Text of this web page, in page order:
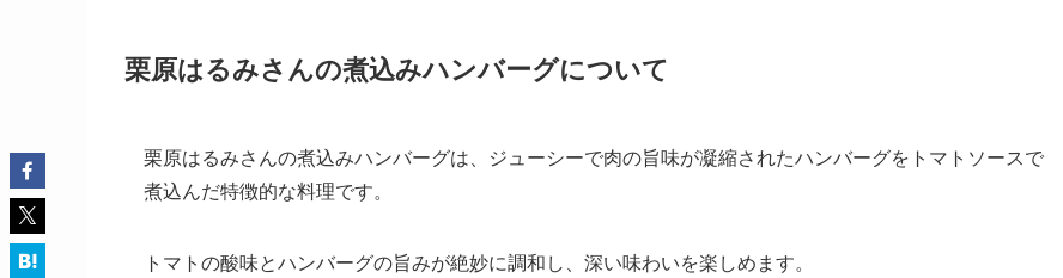
栗原はるみさんの煮込みハンバーグについて
栗原はるみさんの煮込みハンバーグは、ジューシーで肉の旨味が凝縮されたハンバーグをトマトソースで
煮込んだ特徴的な料理です。
トマトの酸味とハンバーグの旨みが絶妙に調和し、深い味わいを楽しめます。